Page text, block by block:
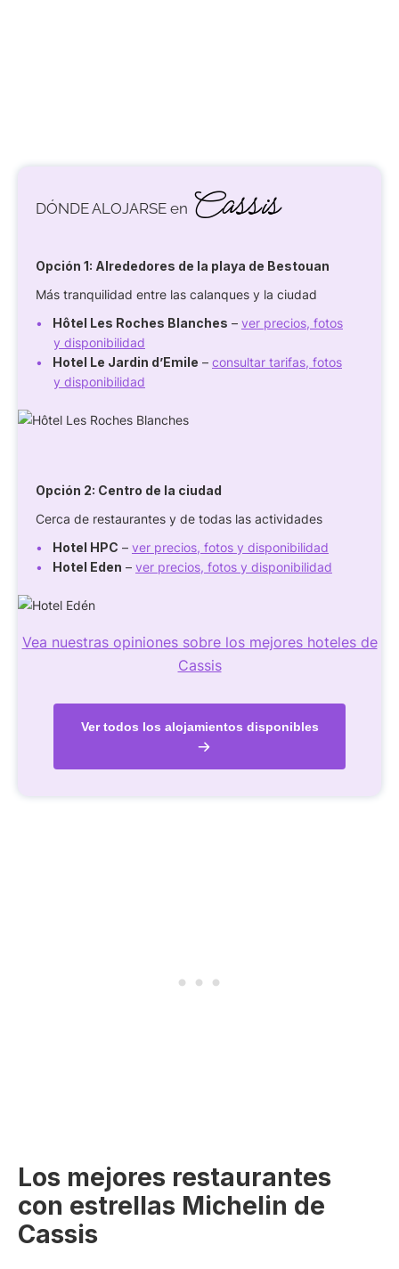
DÓNDE ALOJARSE en Cassis
Opción 1: Alrededores de la playa de Bestouan
Más tranquilidad entre las calanques y la ciudad
Hôtel Les Roches Blanches – ver precios, fotos
y disponibilidad
Hotel Le Jardin d’Emile – consultar tarifas, fotos
y disponibilidad
Opción 2: Centro de la ciudad
Cerca de restaurantes y de todas las actividades
Hotel HPC – ver precios, fotos y disponibilidad
Hotel Eden – ver precios, fotos y disponibilidad
Vea nuestras opiniones sobre los mejores hoteles de
Cassis
Ver todos los alojamientos disponibles
Los mejores restaurantes
con estrellas Michelin de
Cassis